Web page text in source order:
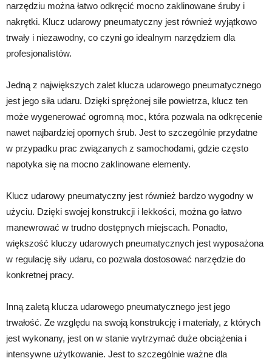
narzędziu można łatwo odkręcić mocno zaklinowane śruby i
nakrętki. Klucz udarowy pneumatyczny jest również wyjątkowo
trwały i niezawodny, co czyni go idealnym narzędziem dla
profesjonalistów.
Jedną z największych zalet klucza udarowego pneumatycznego
jest jego siła udaru. Dzięki sprężonej sile powietrza, klucz ten
może wygenerować ogromną moc, która pozwala na odkręcenie
nawet najbardziej opornych śrub. Jest to szczególnie przydatne
w przypadku prac związanych z samochodami, gdzie często
napotyka się na mocno zaklinowane elementy.
Klucz udarowy pneumatyczny jest również bardzo wygodny w
użyciu. Dzięki swojej konstrukcji i lekkości, można go łatwo
manewrować w trudno dostępnych miejscach. Ponadto,
większość kluczy udarowych pneumatycznych jest wyposażona
w regulację siły udaru, co pozwala dostosować narzędzie do
konkretnej pracy.
Inną zaletą klucza udarowego pneumatycznego jest jego
trwałość. Ze względu na swoją konstrukcję i materiały, z których
jest wykonany, jest on w stanie wytrzymać duże obciążenia i
intensywne użytkowanie. Jest to szczególnie ważne dla